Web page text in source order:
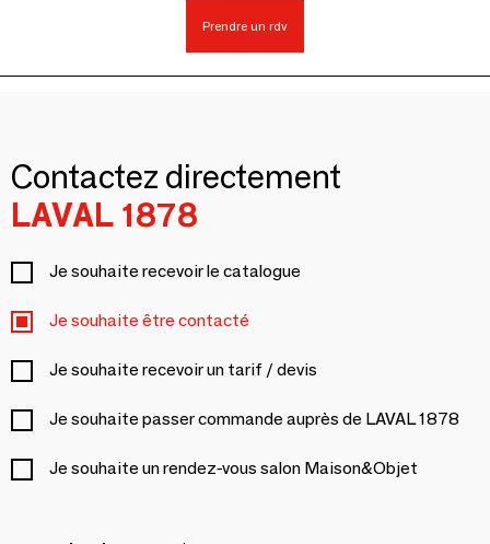
Prendre un rdv
Contactez directement
LAVAL 1878
Je souhaite recevoir le catalogue
Je souhaite être contacté
Je souhaite recevoir un tarif / devis
Je souhaite passer commande auprès de LAVAL 1878
Je souhaite un rendez-vous salon Maison&Objet